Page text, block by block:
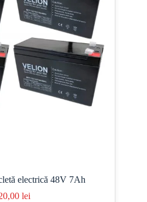
electrică 48V 7Ah
lei